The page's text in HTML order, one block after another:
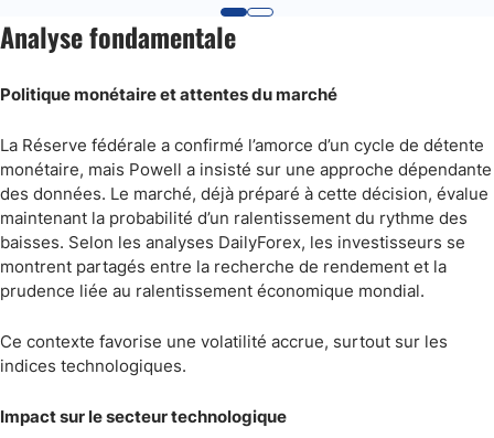
Analyse fondamentale
Politique monétaire et attentes du marché
La Réserve fédérale a confirmé l’amorce d’un cycle de détente
monétaire, mais Powell a insisté sur une approche dépendante
des données. Le marché, déjà préparé à cette décision, évalue
maintenant la probabilité d’un ralentissement du rythme des
baisses. Selon les analyses DailyForex, les investisseurs se
montrent partagés entre la recherche de rendement et la
prudence liée au ralentissement économique mondial.
Ce contexte favorise une volatilité accrue, surtout sur les
indices technologiques.
Impact sur le secteur technologique